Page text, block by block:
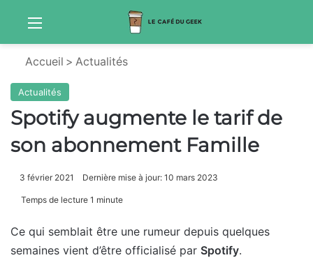
Menu
Accueil > Actualités
Actualités
Spotify augmente le tarif de
son abonnement Famille
3 février 2021 Dernière mise à jour: 10 mars 2023
Temps de lecture 1 minute
Ce qui semblait être une rumeur depuis quelques
semaines vient d’être officialisé par Spotify.